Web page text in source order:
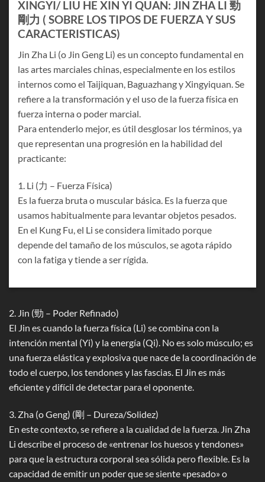
XINGYI/ LIU HE XIN YI QUAN: JIN ZHA LI 勁
剛力 ( SOBRE LOS TIPOS DE FUERZA Y SUS
CARACTERISTICAS)
Jin Zha Li (o Jin Geng Li) es un concepto fundamental en
las artes marciales chinas, especialmente en los estilos
internos como el Taijiquan, Baguazhang y Xingyiquan. Se
refiere a la transformación y el uso de la fuerza física en
fuerza interna o poder marcial.
Para entenderlo mejor, es útil desglosar los términos, ya
que representan una progresión en la habilidad del
practicante:
1. Li (力 – Fuerza Física)
Es la fuerza bruta o muscular básica. Es la fuerza que
usamos habitualmente para levantar objetos pesados.
En el Kung Fu, el Li se considera limitado porque
depende del tamaño de los músculos, se agota rápido
con la fatiga y tiende a ser rígida.
2. Jin (勁 – Poder Refinado)
El Jin es cuando la fuerza física (Li) se combina con la
intención mental (Yi) y la energía (Qi). No es solo músculo; es
una fuerza elástica y explosiva que nace de la coordinación de
todo el cuerpo, los tendones y las fascias. El Jin es más
eficiente y difícil de detectar para el oponente.
3. Zha (o Geng) (剛 – Dureza/Solidez)
En este contexto, se refiere a la cualidad de la fuerza. Jin Zha
Li describe el proceso de «entrenar los huesos y tendones»
para que la estructura corporal sea sólida pero flexible. Es la
capacidad de emitir un poder que se siente «pesado» o